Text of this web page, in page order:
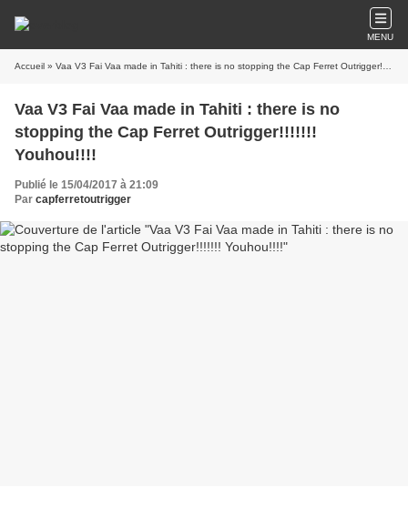
MENU
Accueil » Vaa V3 Fai Vaa made in Tahiti : there is no stopping the Cap Ferret Outrigger!!!!!!! Youhou!!!!
Vaa V3 Fai Vaa made in Tahiti : there is no
stopping the Cap Ferret Outrigger!!!!!!!
Youhou!!!!
Publié le 15/04/2017 à 21:09
Par capferretoutrigger